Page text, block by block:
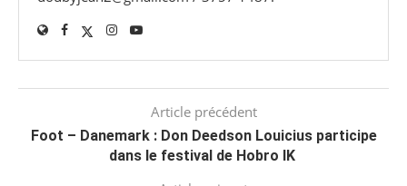
Article précédent
Foot – Danemark : Don Deedson Louicius participe
dans le festival de Hobro IK